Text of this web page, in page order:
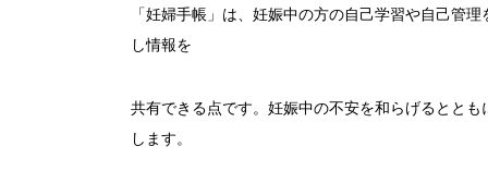
「妊婦手帳」は、妊娠中の方の自己学習や自己管
し情報を
共有できる点です。妊娠中の不安を和らげるとと
します。